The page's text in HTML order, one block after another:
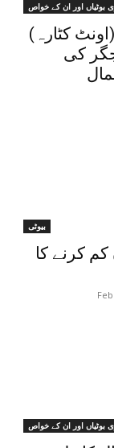
بوٹیاں اور ان کے خواص
کٹارہ)
کی
بیوٹی
کرنے کا
بوٹیاں اور ان کے خواص